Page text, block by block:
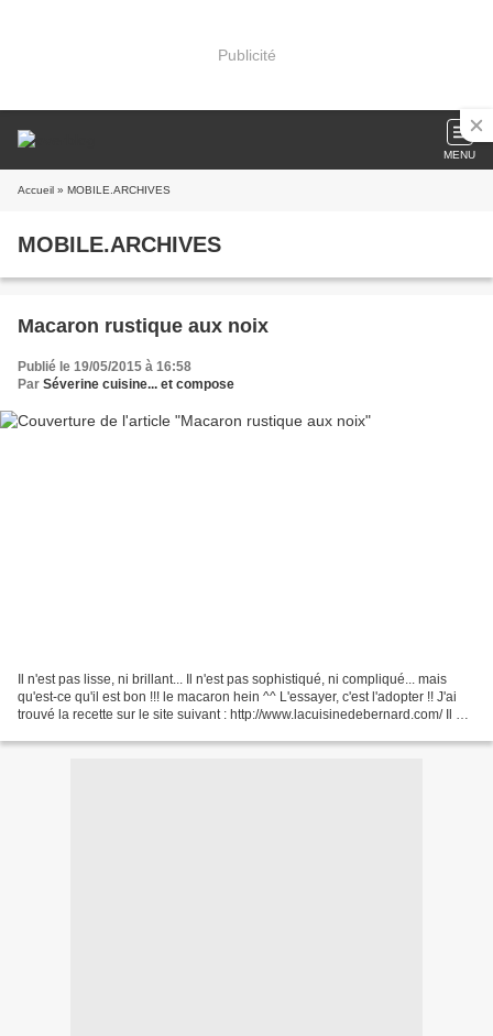
Publicité
MENU
Accueil » MOBILE.ARCHIVES
MOBILE.ARCHIVES
Macaron rustique aux noix
Publié le 19/05/2015 à 16:58
Par Séverine cuisine... et compose
Il n'est pas lisse, ni brillant... Il n'est pas sophistiqué, ni compliqué... mais
qu'est-ce qu'il est bon !!! le macaron hein ^^ L'essayer, c'est l'adopter !! J'ai
trouvé la recette sur le site suivant : http://www.lacuisinedebernard.com/ Il est